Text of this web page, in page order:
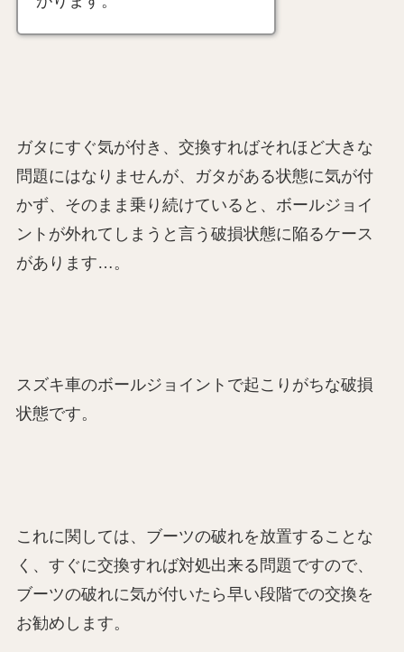
ガタにすぐ気が付き、交換すればそれほど大きな
問題にはなりませんが、ガタがある状態に気が付
かず、そのまま乗り続けていると、ボールジョイ
ントが外れてしまうと言う破損状態に陥るケース
があります…。
スズキ車のボールジョイントで起こりがちな破損
状態です。
これに関しては、ブーツの破れを放置することな
く、すぐに交換すれば対処出来る問題ですので、
ブーツの破れに気が付いたら早い段階での交換を
お勧めします。